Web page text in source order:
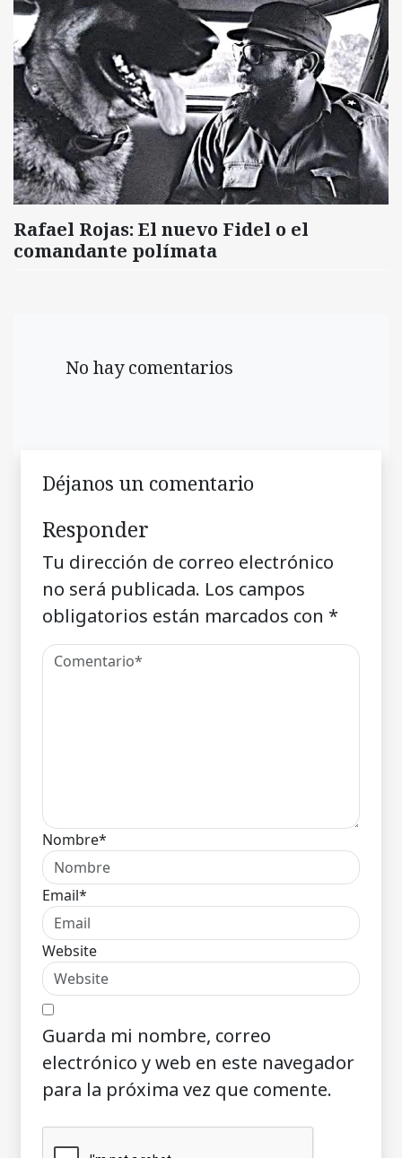
Rafael Rojas: El nuevo Fidel o el
comandante polímata
No hay comentarios
Déjanos un comentario
Responder
Tu dirección de correo electrónico
no será publicada. Los campos
obligatorios están marcados con *
Nombre*
Email*
Website
Guarda mi nombre, correo
electrónico y web en este navegador
para la próxima vez que comente.